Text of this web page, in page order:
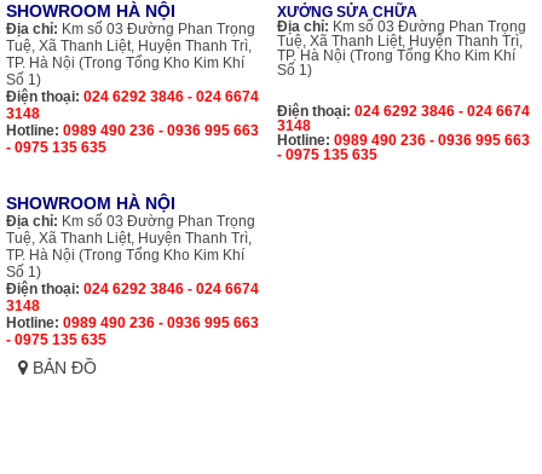
SHOWROOM HÀ NỘI
Địa chỉ: Km số 03 Đường Phan Trọng
Tuệ, Xã Thanh Liệt, Huyện Thanh Trì,
TP. Hà Nội (Trong Tổng Kho Kim Khí
Số 1)
Điện thoại: 024 6292 3846 - 024 6674
3148
Hotline: 0989 490 236 - 0936 995 663
- 0975 135 635
XƯỞNG SỬA CHỮA
Địa chỉ: Km số 03 Đường Phan Trọng
Tuệ, Xã Thanh Liệt, Huyện Thanh Trì,
TP. Hà Nội (Trong Tổng Kho Kim Khí
Số 1)
Điện thoại: 024 6292 3846 - 024 6674
3148
Hotline: 0989 490 236 - 0936 995 663
- 0975 135 635
SHOWROOM HÀ NỘI
Địa chỉ: Km số 03 Đường Phan Trọng
Tuệ, Xã Thanh Liệt, Huyện Thanh Trì,
TP. Hà Nội (Trong Tổng Kho Kim Khí
Số 1)
Điện thoại: 024 6292 3846 - 024 6674
3148
Hotline: 0989 490 236 - 0936 995 663
- 0975 135 635
BẢN ĐỒ